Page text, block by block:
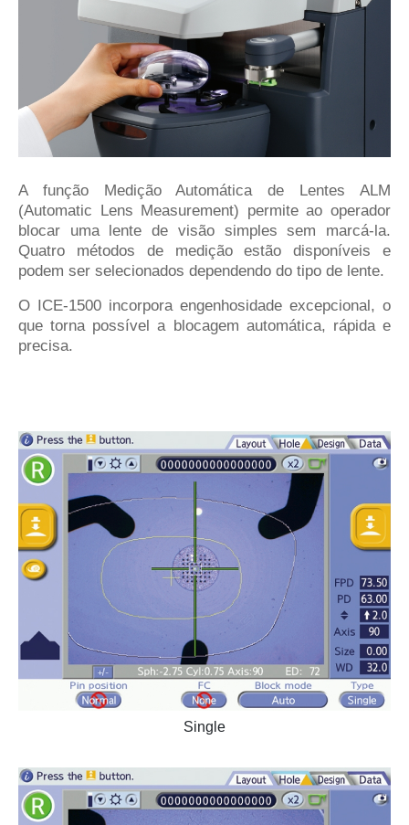
A função Medição Automática de Lentes ALM
(Automatic Lens Measurement) permite ao operador
blocar uma lente de visão simples sem marcá-la.
Quatro métodos de medição estão disponíveis e
podem ser selecionados dependendo do tipo de lente.
O ICE-1500 incorpora engenhosidade excepcional, o
que torna possível a blocagem automática, rápida e
precisa.
Single